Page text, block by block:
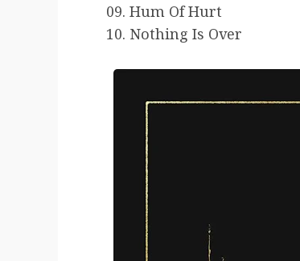
09. Hum Of Hurt
10. Nothing Is Over